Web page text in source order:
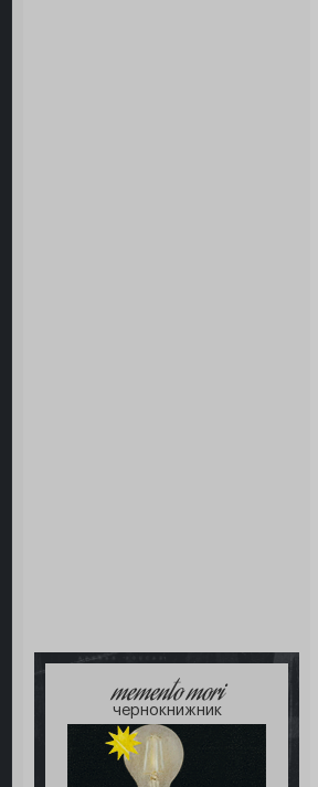
memento mori
чернокнижник